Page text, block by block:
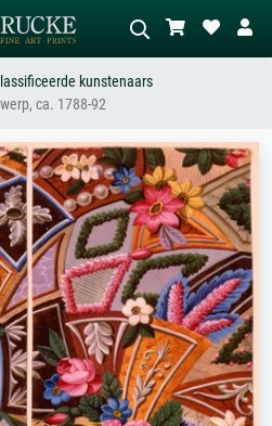
Beschrijf de scène – bijv. groene
weide, abstract met veel rood, donker
olieverfschilderij, staand naakt naast
een boom.
kunstenaars
ca. 1788-92